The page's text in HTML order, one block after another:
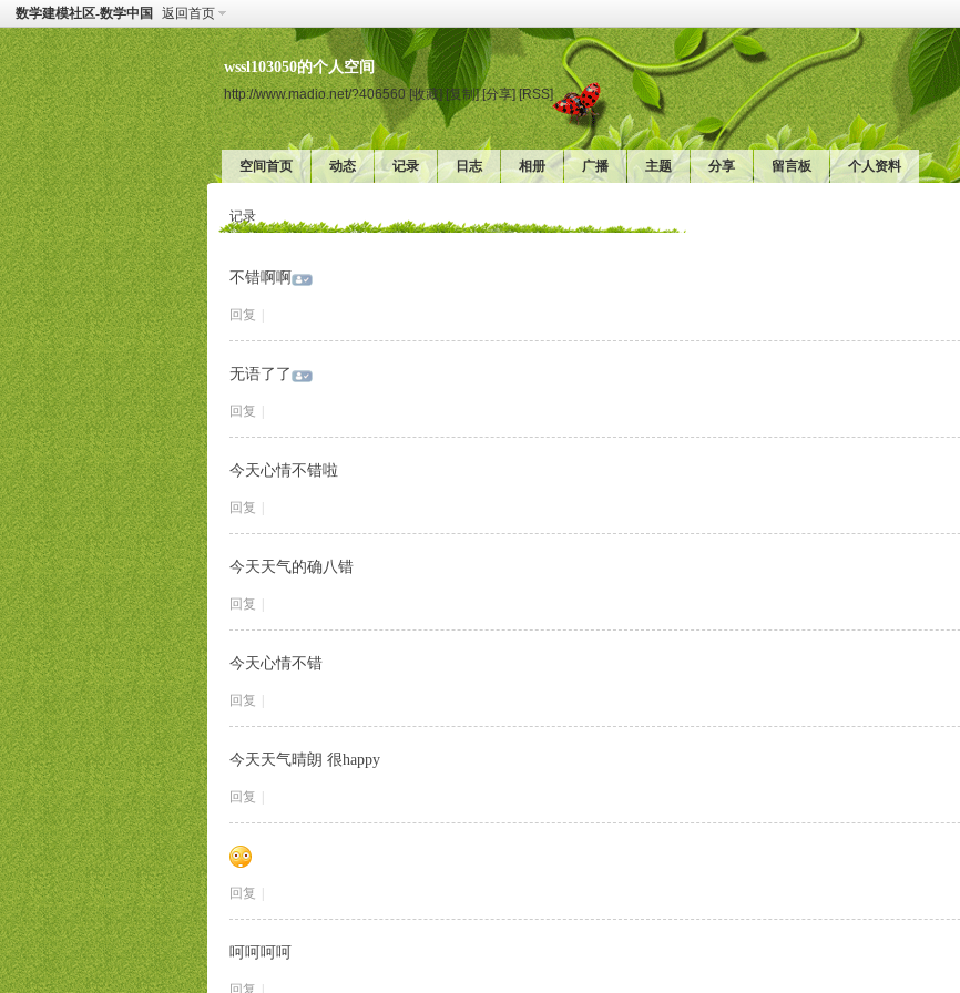
数学建模社区-数学中国 返回首页
wssl103050的个人空间
http://www.madio.net/?406560 [收藏] [复制] [分享] [RSS]
空间首页 动态 记录 日志 相册 广播 主题 分享 留言板 个人资料
记录
不错啊啊
回复
无语了了
回复
今天心情不错啦
回复
今天天气的确八错
回复
今天心情不错
回复
今天天气晴朗 很happy
回复
回复
呵呵呵呵
回复